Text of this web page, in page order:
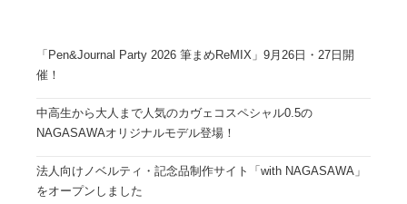
「Pen&Journal Party 2026 筆まめReMIX」9月26日・27日開
催！
中高生から大人まで人気のカヴェコスペシャル0.5の
NAGASAWAオリジナルモデル登場！
法人向けノベルティ・記念品制作サイト「with NAGASAWA」
をオープンしました